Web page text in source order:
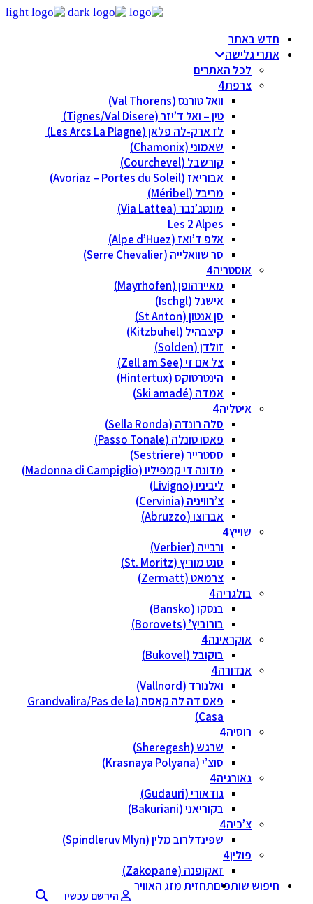
חדש באתר
אתרי גלישה
לכל האתרים
צרפת
וואל טורנס (Val Thorens)
טין – ואל ד’יזר (Tignes/Val Disere)
לז ארק-לה פלאן (Les Arcs La Plagne)
שאמוני (Chamonix)
קורשבל (Courchevel)
אבוריאז (Avoriaz – Portes du Soleil)
מריבל (Méribel)
מונטג’נבר (Via Lattea)
Les 2 Alpes
אלפ ד’ואז (Alpe d’Huez)
סר שוואלייה (Serre Chevalier)
אוסטריה
מאיירהופן (Mayrhofen)
אישגל (Ischgl)
סן אנטון (St Anton)
קיצבהיל (Kitzbuhel)
זולדן (Solden)
צל אם זי (Zell am See)
הינטרטוקס (Hintertux)
אמדה (Ski amadé)
איטליה
סלה רונדה (Sella Ronda)
פאסו טונלה (Passo Tonale)
ססטרייר (Sestriere)
מדונה די קמפיליו (Madonna di Campiglio)
ליביניו (Livigno)
צ’רוויניה (Cervinia)
אברוצו (Abruzzo)
שוייץ
ורבייה (Verbier)
סנט מוריץ (St. Moritz)
צרמאט (Zermatt)
בולגריה
בנסקו (Bansko)
בורוביץ’ (Borovets)
אוקראינה
בוקובל (Bukovel)
אנדורה
ואלנורד (Vallnord)
פאס דה לה קאסה (Grandvalira/Pas de la
Casa)
רוסיה
שרגש (Sheregesh)
סוצ’י (Krasnaya Polyana)
גאורגיה
גודאורי (Gudauri)
בקוריאני (Bakuriani)
צ’כיה
שפינדלרוב מלין (Spindleruv Mlyn)
פולין
זאקופנה (Zakopane)
חיפוש שותפיםתחזית מזג האוויר
הירשם עכשיו